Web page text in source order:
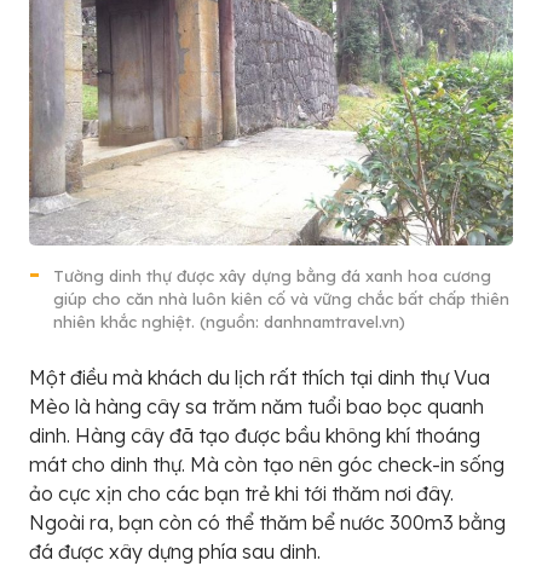
Tường dinh thự được xây dựng bằng đá xanh hoa cương
giúp cho căn nhà luôn kiên cố và vững chắc bất chấp thiên
nhiên khắc nghiệt. (nguồn: danhnamtravel.vn)
Một điều mà khách du lịch rất thích tại dinh thự Vua
Mèo là hàng cây sa trăm năm tuổi bao bọc quanh
dinh. Hàng cây đã tạo được bầu không khí thoáng
mát cho dinh thự. Mà còn tạo nên góc check-in sống
ảo cực xịn cho các bạn trẻ khi tới thăm nơi đây.
Ngoài ra, bạn còn có thể thăm bể nước 300m3 bằng
đá được xây dựng phía sau dinh.